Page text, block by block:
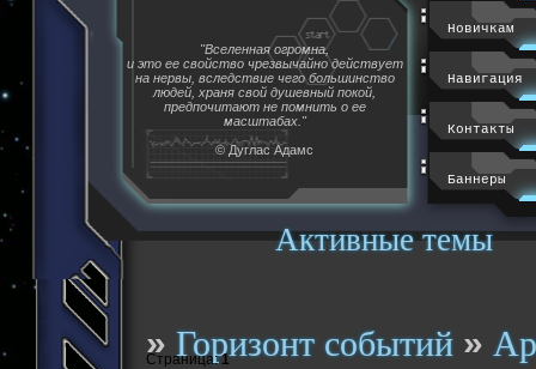
Активные темы
"Вселенная огромна,
и это ее свойство чрезвычайно действует
на нервы, вследствие чего большинство
людей, храня свой душевный покой,
предпочитают не помнить о ее
масштабах."
© Дуглас Адамс
Новичкам
Навигация
Контакты
Баннеры
»Горизонт событий »
Страница:1